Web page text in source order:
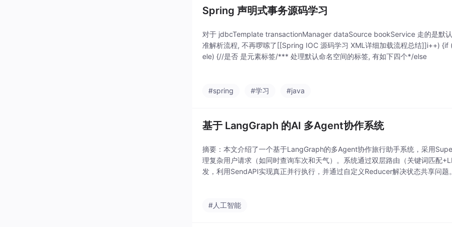
Spring 声明式事务源码学习
对于 jdbcTemplate transactionManager dataSource bookService 走的是默
准解析流程, 不再啰嗦了[[Spring IOC 源码学习 XML详细加载流程总结]]i++)
ele) {//是否 是元素标签/*** 处理默认命名空间的标签, 有如下四个*/else
#spring #学习 #java
基于 LangGraph 的AI 多Agent协作系统
摘要：本文介绍了一个基于LangGraph的多Agent协作旅行助手系统，采用
理复杂用户请求（如同时查询车次和天气）。系统通过双层路由（关键词匹配
发，利用SendAPI实现真正并行执行，并通过自定义Reducer解决状态共享问
#人工智能